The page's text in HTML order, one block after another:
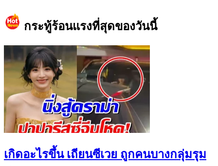
กระทู้ร้อนแรงที่สุดของวันนี้
เกิดอะไรขึ้น เถียนซีเวย ถูกคนบางกลุ่มรุม